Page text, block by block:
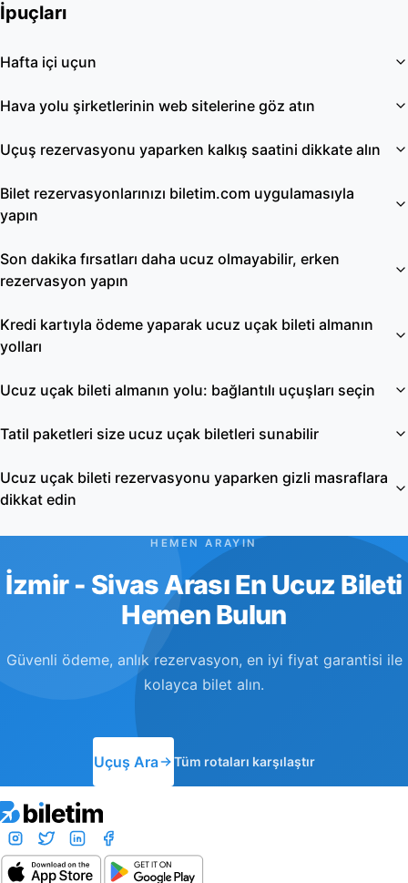
İpuçları
Hafta içi uçun
Hava yolu şirketlerinin web sitelerine göz atın
Uçuş rezervasyonu yaparken kalkış saatini dikkate alın
Bilet rezervasyonlarınızı biletim.com uygulamasıyla
yapın
Son dakika fırsatları daha ucuz olmayabilir, erken
rezervasyon yapın
Kredi kartıyla ödeme yaparak ucuz uçak bileti almanın
yolları
Ucuz uçak bileti almanın yolu: bağlantılı uçuşları seçin
Tatil paketleri size ucuz uçak biletleri sunabilir
Ucuz uçak bileti rezervasyonu yaparken gizli masraflara
dikkat edin
HEMEN ARAYIN
İzmir - Sivas Arası En Ucuz Bileti
Hemen Bulun
Güvenli ödeme, anlık rezervasyon, en iyi fiyat garantisi ile
kolayca bilet alın.
Uçuş Ara Tüm rotaları karşılaştır